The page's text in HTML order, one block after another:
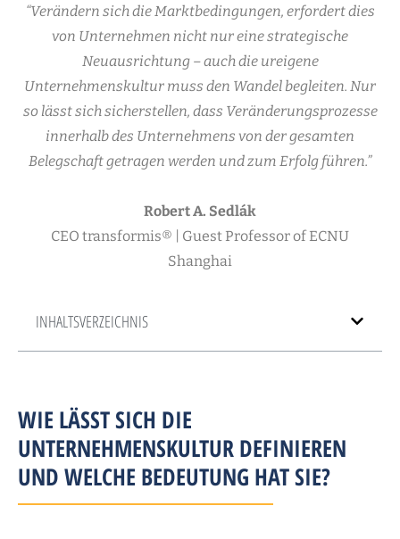
“Verändern sich die Marktbedingungen, erfordert dies
von Unternehmen nicht nur eine strategische
Neuausrichtung – auch die ureigene
Unternehmenskultur muss den Wandel begleiten. Nur
so lässt sich sicherstellen, dass Veränderungsprozesse
innerhalb des Unternehmens von der gesamten
Belegschaft getragen werden und zum Erfolg führen.”
Robert A. Sedlák
CEO transformis® | Guest Professor of ECNU
Shanghai
INHALTSVERZEICHNIS
WIE LÄSST SICH DIE
UNTERNEHMENSKULTUR DEFINIEREN
UND WELCHE BEDEUTUNG HAT SIE?